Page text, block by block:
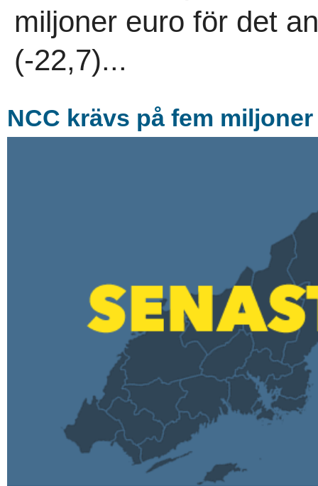
miljoner euro för det
(-22,7)...
NCC krävs på fem